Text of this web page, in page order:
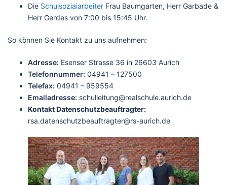
Die Schulsozialarbeiter Frau Baumgarten, Herr Garbade &
Herr Gerdes von 7:00 bis 15:45 Uhr.
So können Sie Kontakt zu uns aufnehmen:
Adresse: Esenser Strasse 36 in 26603 Aurich
Telefonnummer: 04941 – 127500
Telefax: 04941 – 959554
Emailadresse: schulleitung@realschule.aurich.de
Kontakt Datenschutzbeauftragter:
rsa.datenschutzbeauftragter@rs-aurich.de